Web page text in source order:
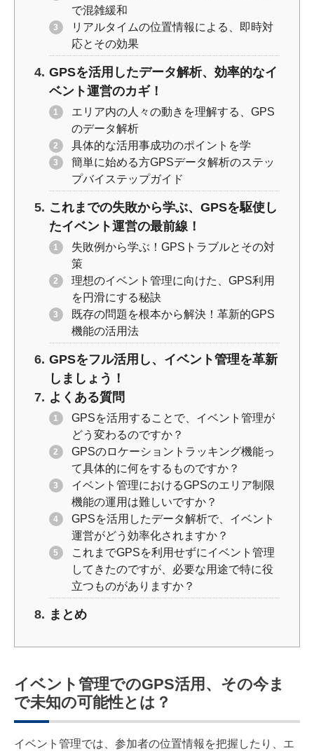
で混雑緩和
リアルタイムの位置情報による、即時対
応とその効果
GPSを活用したデータ解析、効率的なイ
ベント運営のカギ！
エリア内の人々の動きを理解する、GPS
のデータ解析
具体的な活用事成功のポイントを学
簡単に始める方GPSデータ解析のステッ
プバイステップガイド
これまでの失敗から学ぶ、GPSを駆使し
たイベント運営の最前線！
失敗例から学ぶ！GPSトラブルとその対
策
理想のイベント管理に向けた、GPS利用
を円滑にする秘訣
既存の問題を根本から解決！革新的GPS
機能の活用法
GPSをフル活用し、イベント管理を革新
しましょう！
よくある質問
GPSを活用することで、イベント管理が
どう変わるのですか？
GPSのロケーショントラッキング機能っ
て具体的に何をするものですか？
イベント管理におけるGPSのエリア制限
機能の運用は難しいですか？
GPSを活用したデータ解析で、イベント
運営がどう効率化されますか？
これまでGPSを利用せずにイベント管理
してきたのですが、必要な用途で特に役
立つものがありますか？
まとめ
イベント管理でのGPS活用、その今ま
で未知の可能性とは？
イベント管理では、参加者の位置情報を把握したり、エ